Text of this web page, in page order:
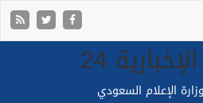
24
الإعلام السعودي